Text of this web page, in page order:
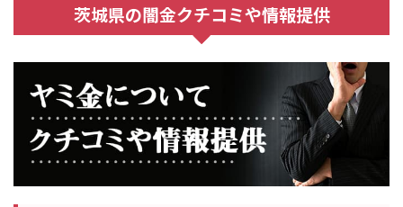
茨城県の闇金クチコミや情報提供